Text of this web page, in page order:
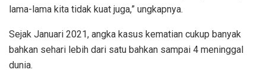
lama-lama kita tidak kuat juga,” ungkapnya.
Sejak Januari 2021, angka kasus kematian cukup banyak
bahkan sehari lebih dari satu bahkan sampai 4 meninggal
dunia.